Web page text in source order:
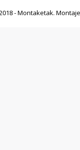
- Montaketak.